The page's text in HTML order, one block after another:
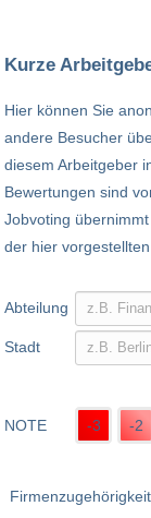
Kurze
Hier können Sie
andere Besucher
diesem Arbeitgeber
Bewertungen sind
Jobvoting
der hier
Abteilung
Stadt
NOTE -3 -2
Firmenzugehörigkeit